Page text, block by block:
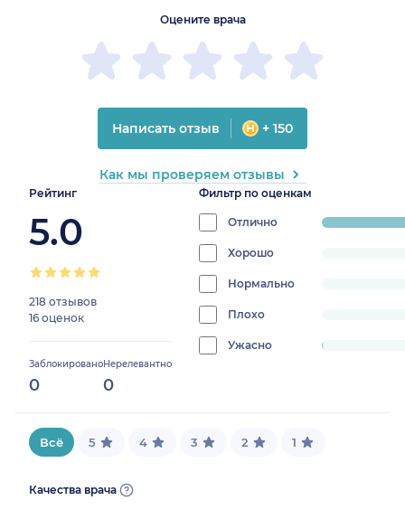
Рейтинг
5.0
218 отзывов
16 оценок
Заблокировано
0
Нерелевантно
0
Фильтр по оценкам
Отлично
progress:
Хорошо
0%
Нормально
0%
Плохо
progress:
Ужасно
0.4273504273504274%
Оцените врача
Написать отзыв + 150
Как мы проверяем отзывы
Всё 5 4 3 2 1
Качества врача